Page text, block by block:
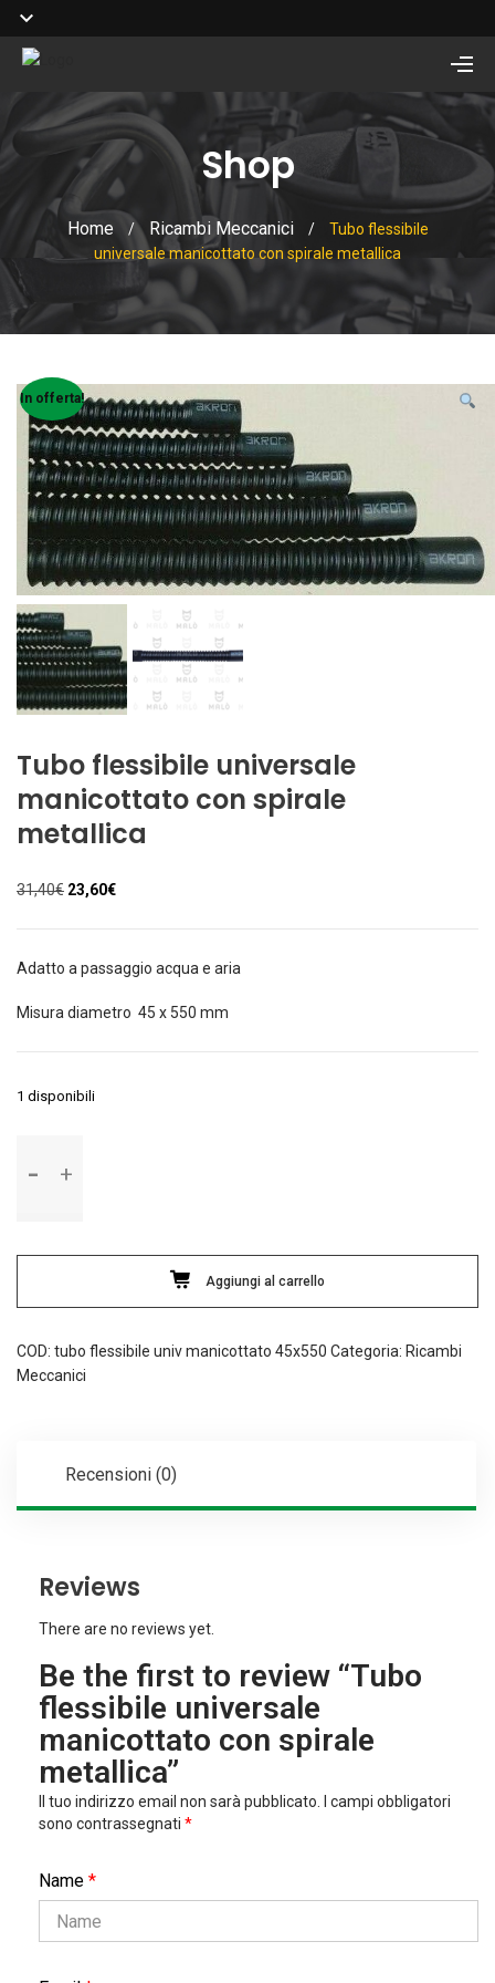
Shop
Home / Ricambi Meccanici /
Tubo flessibile
universale manicottato con spirale metallica
In offerta!
Tubo flessibile universale
manicottato con spirale
metallica
31,40€ Il
originale
31,40€.
23,60€Il
attuale
23,60€.
Adatto a passaggio acqua e aria
Misura diametro 45 x 550 mm
1 disponibili
flessibile
con
metallica
Aggiungi al carrello
COD: tubo flessibile univ manicottato 45x550 Categoria: Ricambi
Meccanici
Recensioni (0)
Reviews
There are no reviews yet.
Be the first to review “Tubo
flessibile universale
manicottato con spirale
metallica”
Il tuo indirizzo email non sarà pubblicato. I campi obbligatori
sono contrassegnati *
Name *